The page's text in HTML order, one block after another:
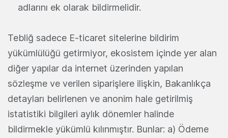
adlarını ek olarak bildirmelidir.
Tebliğ sadece E-ticaret sitelerine bildirim
yükümlülüğü getirmiyor, ekosistem içinde yer alan
diğer yapılar da internet üzerinden yapılan
sözleşme ve verilen siparişlere ilişkin, Bakanlıkça
detayları belirlenen ve anonim hale getirilmiş
istatistiki bilgileri aylık dönemler halinde
bildirmekle yükümlü kılınmıştır. Bunlar: a) Ödeme